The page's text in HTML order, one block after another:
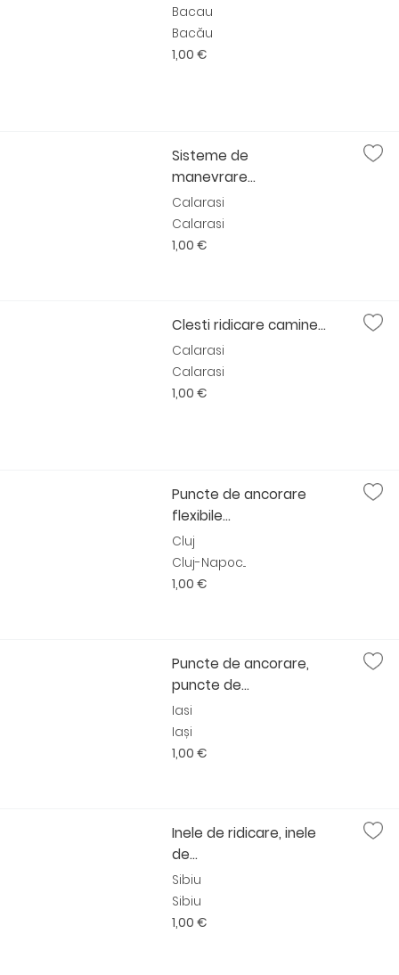
Bacau
Bacău
1,00 €
Sisteme de
manevrare...
Calarasi
Calarasi
1,00 €
Clesti ridicare camine...
Calarasi
Calarasi
1,00 €
Puncte de ancorare
flexibile...
Cluj
Cluj-Napoc...
1,00 €
Puncte de ancorare,
puncte de...
Iasi
Iași
1,00 €
Inele de ridicare, inele
de...
Sibiu
Sibiu
1,00 €